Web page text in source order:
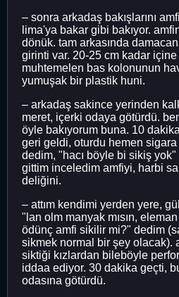
– sonra arkadaş bakışlarını
lima'ya bakar gibi bakıyor.
dönük. tam arkasında
girinti var. 20-25 cm kadar
muhtemelen bas kolonunun
yumuşak bir plastik huni.
– arkadaş sakince yerinden
meret, içerki odaya götürdü.
öyle bakıyorum buna. 10
geri geldi, oturdu hemen sigara
dedim, "hacı böyle bi sikiş
gittim inceledim amfiyi, harbi
deliğini.
– attım kendimi yerden yere,
"lan olm manyak mısın,
ödünç amfi sikilir mi?" dedim
sikmek normal bir şey olacak).
siktiği kızlardan bileböyle
iddaa ediyor. 30 dakika geçti,
odasına götürdü.